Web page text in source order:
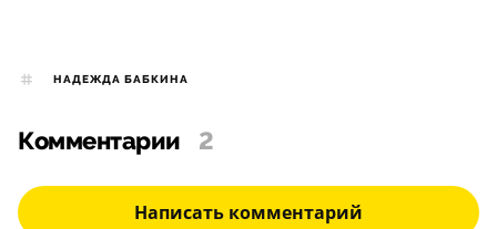
НАДЕЖДА БАБКИНА
Комментарии 2
Написать комментарий